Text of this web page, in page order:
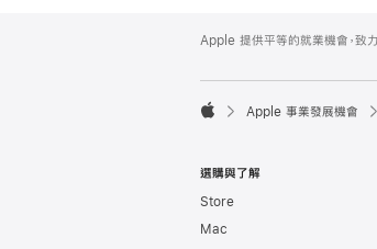
Footer
Apple 提供平等的就業機會，致

Apple 事業發展機會
選購與了解
Store
Mac